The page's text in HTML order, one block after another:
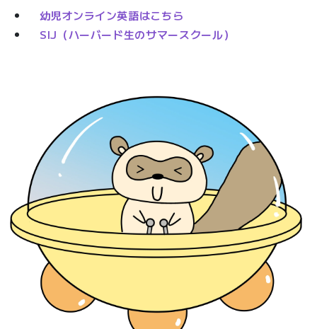
幼児オンライン英語はこちら
SIJ（ハーバード生のサマースクール）